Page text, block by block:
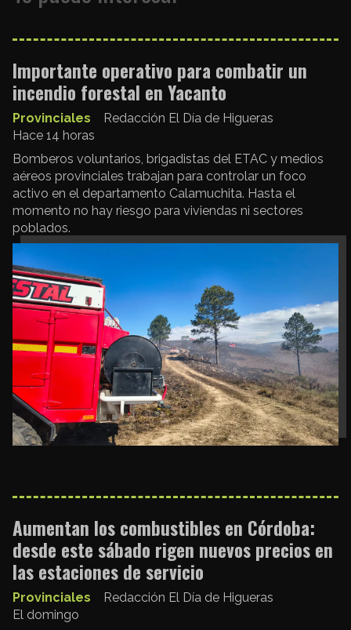
Importante operativo para combatir un
incendio forestal en Yacanto
Redacción El Día de Higueras
Provinciales
Hace 14 horas
Bomberos voluntarios, brigadistas del ETAC y medios
aéreos provinciales trabajan para controlar un foco
activo en el departamento Calamuchita. Hasta el
momento no hay riesgo para viviendas ni sectores
poblados.
Aumentan los combustibles en Córdoba:
desde este sábado rigen nuevos precios en
las estaciones de servicio
Redacción El Día de Higueras
Provinciales
El domingo